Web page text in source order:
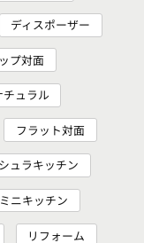
ディスポーザー
プ対面
チュラル
フラット対面
ュラキッチン
ミニキッチン
リフォーム